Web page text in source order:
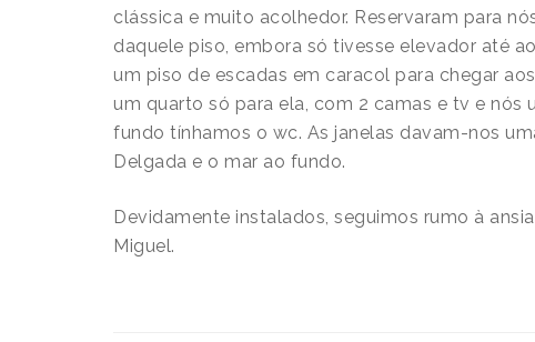
clássica e muito acolhedor. Reservaram para
daquele piso, embora só tivesse elevador até
um piso de escadas em caracol para chegar
um quarto só para ela, com 2 camas e tv e
fundo tínhamos o wc. As janelas davam-nos
Delgada e o mar ao fundo.
Devidamente instalados, seguimos rumo à
Miguel.